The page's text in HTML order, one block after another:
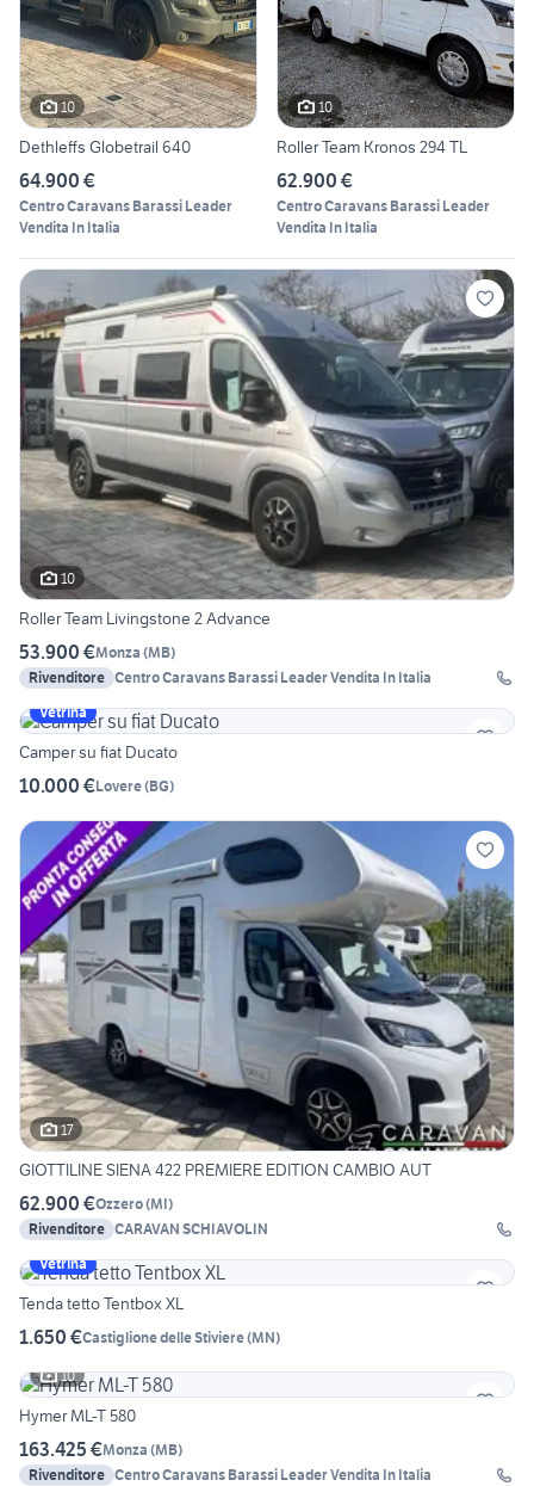
10
Dethleffs Globetrail 640
64.900 €
Centro Caravans Barassi Leader
Vendita In Italia
10
Roller Team Kronos 294 TL
62.900 €
Centro Caravans Barassi Leader
Vendita In Italia
10
Roller Team Livingstone 2 Advance
53.900 €Monza (MB)
Rivenditore Centro Caravans Barassi Leader Vendita In Italia
Vetrina
Camper su fiat Ducato
10.000 €Lovere(BG)
17
GIOTTILINE SIENA 422 PREMIERE EDITION CAMBIO AUT
62.900 €Ozzero(MI)
Rivenditore CARAVAN SCHIAVOLIN
Vetrina
Tenda tetto Tentbox XL
1.650 €Castiglione delle Stiviere(MN)
10
Hymer ML-T 580
163.425 €Monza (MB)
Rivenditore Centro Caravans Barassi Leader Vendita In Italia